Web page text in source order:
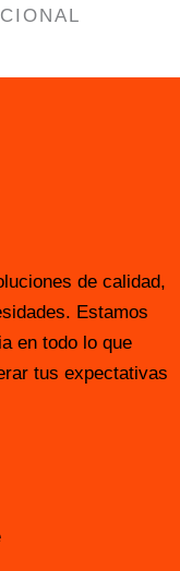
de calidad,
Estamos
en todo lo que
tus expectativas